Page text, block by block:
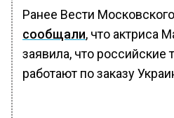
Ранее Вести
сообщали, что актриса
заявила, что российские
работают по заказу